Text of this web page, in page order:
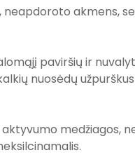
akmens,
paviršių ir
nuosėdų
aktyvumo medžiagos,